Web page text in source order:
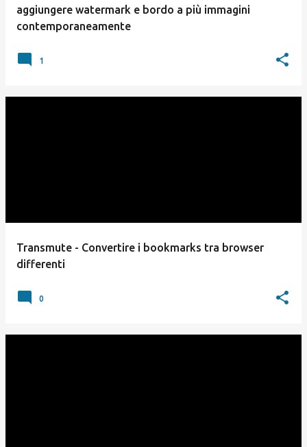
aggiungere watermark e bordo a più immagini
contemporaneamente
1
Transmute - Convertire i bookmarks tra browser
differenti
0